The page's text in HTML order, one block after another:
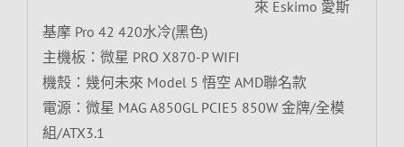
來 Eskimo 愛斯
基摩 Pro 42 420水冷(黑色)
主機板：微星 PRO X870-P WIFI
機殼：幾何未來 Model 5 悟空 AMD聯名款
電源：微星 MAG A850GL PCIE5 850W 金牌/全模
組/ATX3.1